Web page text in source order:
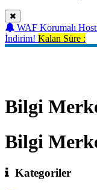
WAF Korumalı
İndirim! Kalan Süre :
Bilgi
Bilgi
Kategoriler